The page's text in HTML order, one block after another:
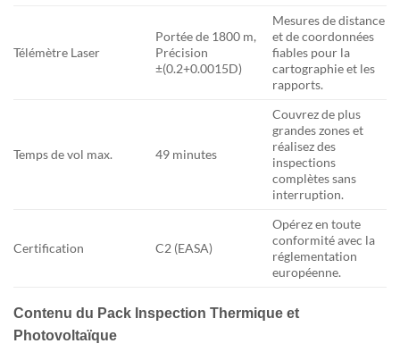
Télémètre Laser
Portée de 1800 m,
Précision
±(0.2+0.0015D)
Mesures de distance
et de coordonnées
fiables pour la
cartographie et les
rapports.
Temps de vol max. 49 minutes
Couvrez de plus
grandes zones et
réalisez des
inspections
complètes sans
interruption.
Certification C2 (EASA)
Opérez en toute
conformité avec la
réglementation
européenne.
Contenu du Pack Inspection Thermique et
Photovoltaïque